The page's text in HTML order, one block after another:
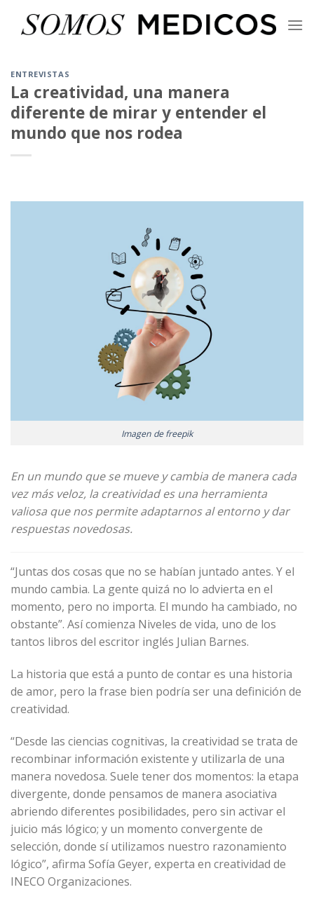
ENTREVISTAS
La creatividad, una manera
diferente de mirar y entender el
mundo que nos rodea
Imagen de freepik
En un mundo que se mueve y cambia de manera cada
vez más veloz, la creatividad es una herramienta
valiosa que nos permite adaptarnos al entorno y dar
respuestas novedosas.
“Juntas dos cosas que no se habían juntado antes. Y el
mundo cambia. La gente quizá no lo advierta en el
momento, pero no importa. El mundo ha cambiado, no
obstante”. Así comienza Niveles de vida, uno de los
tantos libros del escritor inglés Julian Barnes.
La historia que está a punto de contar es una historia
de amor, pero la frase bien podría ser una definición de
creatividad.
“Desde las ciencias cognitivas, la creatividad se trata de
recombinar información existente y utilizarla de una
manera novedosa. Suele tener dos momentos: la etapa
divergente, donde pensamos de manera asociativa
abriendo diferentes posibilidades, pero sin activar el
juicio más lógico; y un momento convergente de
selección, donde sí utilizamos nuestro razonamiento
lógico”, afirma Sofía Geyer, experta en creatividad de
INECO Organizaciones.